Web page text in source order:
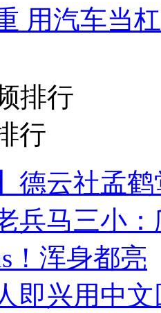
用汽车当
排行
行
德云社孟
兵马三小
！浑身都亮
即兴用中